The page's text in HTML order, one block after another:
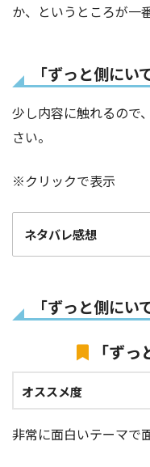
か、というところが一
「ずっと側に
少し内容に触れるので
さい。
※クリックで表示
ネタバレ感想
「ずっと側に
「ず
オススメ度
非常に面白いテーマで